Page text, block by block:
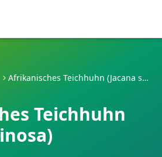
Afrikanisches Teichhuhn (Jacana spinosa)
Teichhuhn